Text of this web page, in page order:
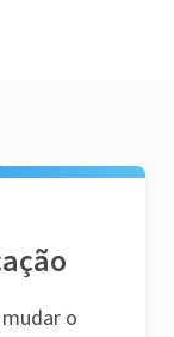
o